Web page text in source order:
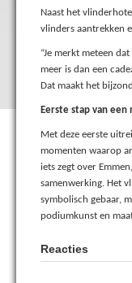
Naast het
vlinders aantrekken
“Je merkt meteen
meer is dan een
Dat maakt het
Eerste stap van
Met deze eerste
momenten waarop
iets zegt over
samenwerking. Het
symbolisch gebaar,
podiumkunst en
Reacties